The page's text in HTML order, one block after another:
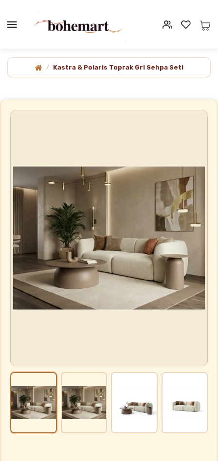
Kastra & Polaris Toprak Gri Sehpa Seti